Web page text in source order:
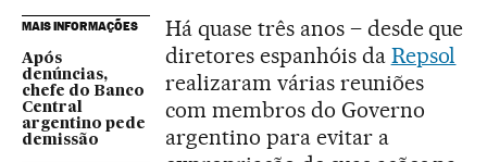
MAIS INFORMAÇÕES
Após
denúncias,
chefe do Banco
Central
argentino pede
demissão
Há quase três anos – desde que
diretores espanhóis da Repsol
realizaram várias reuniões
com membros do Governo
argentino para evitar a